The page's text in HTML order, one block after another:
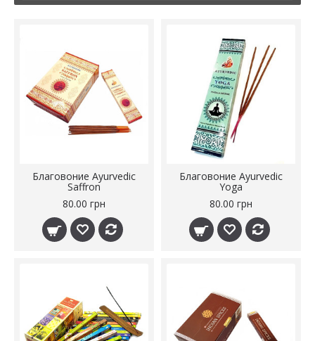
Благовоние Ayurvedic
Saffron
80.00 грн
Благовоние Ayurvedic
Yoga
80.00 грн